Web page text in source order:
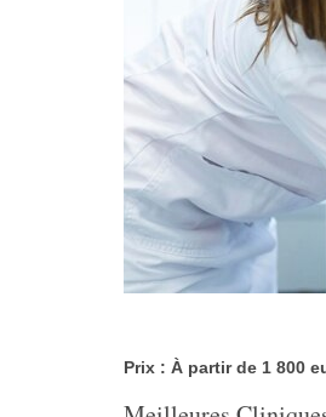
Prix : À partir de 1 800